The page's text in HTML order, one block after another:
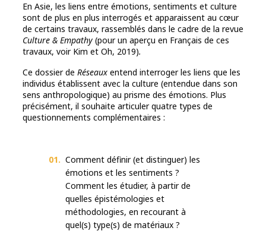
En Asie, les liens entre émotions, sentiments et culture
sont de plus en plus interrogés et apparaissent au cœur
de certains travaux, rassemblés dans le cadre de la revue
Culture & Empathy (pour un aperçu en Français de ces
travaux, voir Kim et Oh, 2019).
Ce dossier de Réseaux entend interroger les liens que les
individus établissent avec la culture (entendue dans son
sens anthropologique) au prisme des émotions. Plus
précisément, il souhaite articuler quatre types de
questionnements complémentaires :
Comment définir (et distinguer) les
émotions et les sentiments ?
Comment les étudier, à partir de
quelles épistémologies et
méthodologies, en recourant à
quel(s) type(s) de matériaux ?